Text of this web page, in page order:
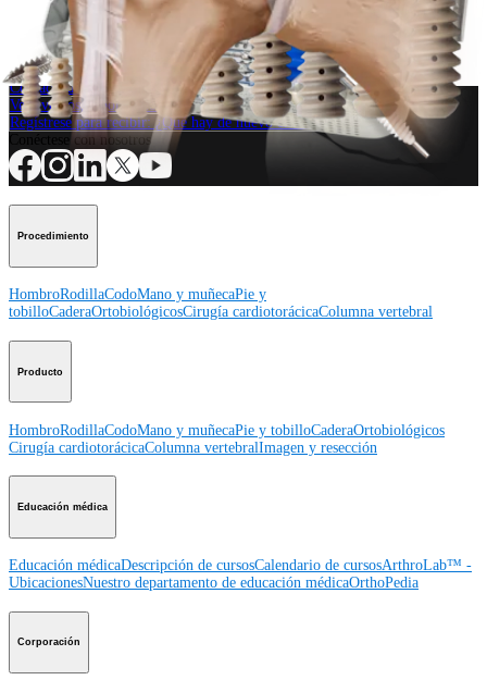
Procedimiento
¿Cómo podemos ayudarlo?
Contacte a un representante
Ver eventos, laboratorios y oportunidades educativas
Regístrese para recibir: ¿Qué hay de nuevo en Arthrex?
Conéctese con nosotros
Procedimiento
HombroRodillaCodoMano y muñecaPie y
tobilloCaderaOrtobiológicosCirugía cardiotorácicaColumna vertebral
Producto
HombroRodillaCodoMano y muñecaPie y tobilloCaderaOrtobiológicos
Cirugía cardiotorácicaColumna vertebralImagen y resección
Educación médica
Educación médicaDescripción de cursosCalendario de cursosArthroLab™ -
UbicacionesNuestro departamento de educación médicaOrthoPedia
Corporación